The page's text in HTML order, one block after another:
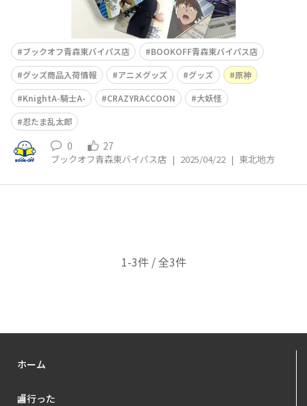
ブックオフ青森東バイパス店
BOOKOFF青森東バイパス店
グッズ商品入荷情報
アニメグッズ グッズ
原神
KnightA-騎士A-
CRAZYRACCOON
大妖怪
忍たま乱太郎
0 27
ブックオフ青森東バイパス店 | 2025/04/22 | 東北地方
1-3件 / 全3件
ホーム
🏬行った